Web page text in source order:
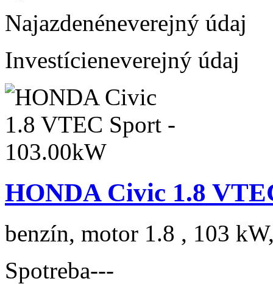
Najazdenéneverejný údaj
Investícieneverejný údaj
HONDA Civic 1.8
benzín, motor 1.8 , 103
Spotreba---